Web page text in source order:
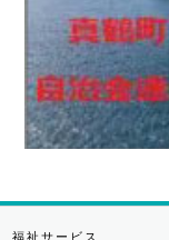
福祉サービス